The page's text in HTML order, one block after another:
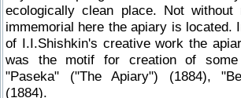
ecologically clean place. Not without
immemorial here the apiary is located.
of I.I.Shishkin's creative work the
was the motif for creation of some
"Paseka" ("The Apiary") (1884),
(1884).